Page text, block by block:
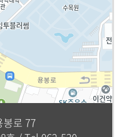
봉로 77